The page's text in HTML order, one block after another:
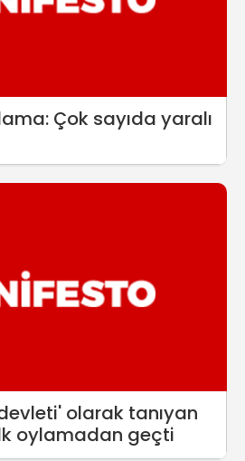
Çok sayıda yaralı
olarak tanıyan
oylamadan geçti